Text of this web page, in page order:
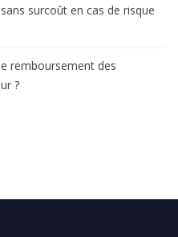
surcoût en cas de risque
remboursement des
?